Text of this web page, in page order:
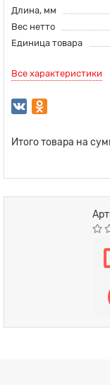
Длина, мм
Вес нетто
Единица товара
Все характеристики
Итого товара на